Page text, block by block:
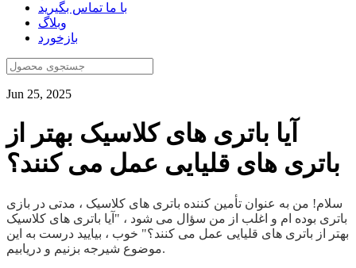
با ما تماس بگیرید
وبلاگ
بازخورد
Jun 25, 2025
آیا باتری های کلاسیک بهتر از
باتری های قلیایی عمل می کنند؟
سلام! من به عنوان تأمین کننده باتری های کلاسیک ، مدتی در بازی
باتری بوده ام و اغلب از من سؤال می شود ، "آیا باتری های کلاسیک
بهتر از باتری های قلیایی عمل می کنند؟" خوب ، بیایید درست به این
موضوع شیرجه بزنیم و دریابیم.